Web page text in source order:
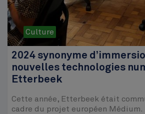
Culture
2024 synonyme
nouvelles technologies
Etterbeek
Cette année, Etterbeek était
cadre du projet européen Médium.